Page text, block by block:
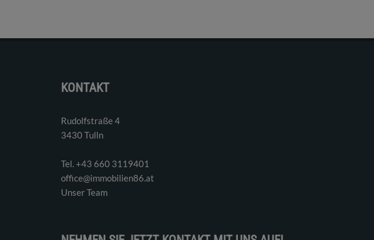
KONTAKT
Rudolfstraße 4
3430 Tulln
Tel. ‭+43 660 3119401‬
office@immobilien86.at
Unser Team